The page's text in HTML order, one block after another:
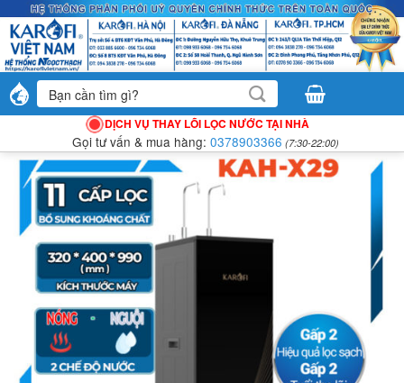
qua
nội
dung Tìm
kiếm:
DỊCH VỤ THAY LÕI LỌC NƯỚC TẠI NHÀ
Gọi tư vấn & mua hàng: 0378903366 (7:30-22:00)